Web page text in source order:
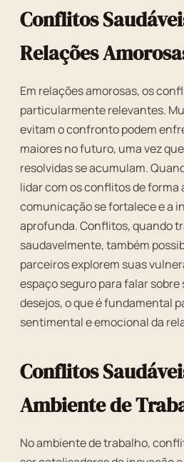
Conflitos
Relações
Em relações amorosas, os
particularmente relevantes.
evitam o confronto podem
maiores no futuro, uma vez
resolvidas se acumulam.
lidar com os conflitos de forma
comunicação se fortalece e a
aprofunda. Conflitos, quando
saudavelmente, também
parceiros explorem suas
espaço seguro para falar
desejos, o que é fundamental
sentimental e emocional da
Conflitos
Ambiente de
No ambiente de trabalho,